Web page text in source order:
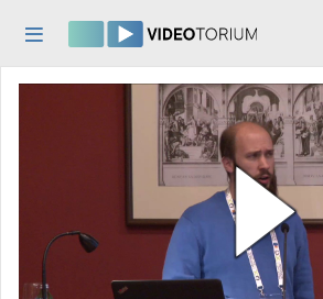
Categories
Playlists